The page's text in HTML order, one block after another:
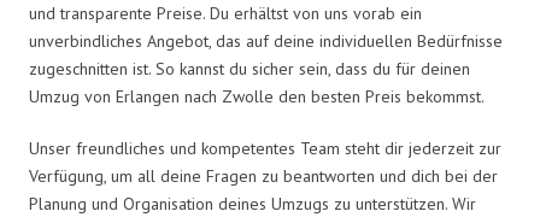
und transparente Preise. Du erhältst von uns vorab ein
unverbindliches Angebot, das auf deine individuellen Bedürfnisse
zugeschnitten ist. So kannst du sicher sein, dass du für deinen
Umzug von Erlangen nach Zwolle den besten Preis bekommst.
Unser freundliches und kompetentes Team steht dir jederzeit zur
Verfügung, um all deine Fragen zu beantworten und dich bei der
Planung und Organisation deines Umzugs zu unterstützen. Wir